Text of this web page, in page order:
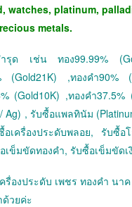
watches, platinum,
metals.
รุด เช่น ทอง99.99%
(Gold21K) ,ทองคำ90%
(Gold10K) ,ทองคำ37.5%
Ag) , รับซื้อแพลทินัม
เครื่องประดับพลอย, รับซื้
ข็มขัดทองคำ, รับซื้อเข็มขัดเ
องประดับ เพชร ทองคำ นา
ด้วยค่ะ